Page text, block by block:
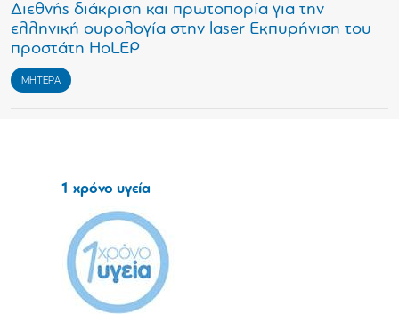
Διεθνής διάκριση και πρωτοπορία για την
ελληνική ουρολογία στην laser Εκπυρήνιση του
προστάτη ΗoLEP
ΜΗΤΕΡΑ
1 χρόνο υγεία